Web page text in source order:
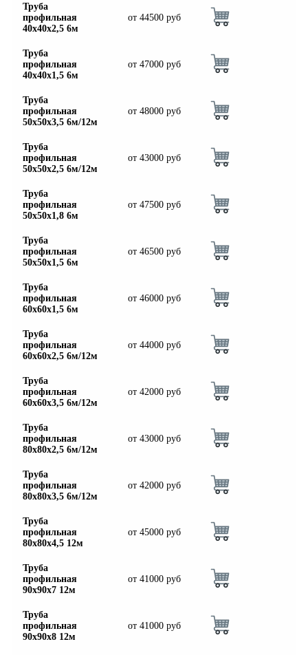
Труба
профильная
40х40х2,5 6м
от44500 руб
Труба
профильная
40х40х1,5 6м
от47000 руб
Труба
профильная
50х50х3,5 6м/12м
от48000 руб
Труба
профильная
50х50х2,5 6м/12м
от43000 руб
Труба
профильная
50х50х1,8 6м
от47500 руб
Труба
профильная
50х50х1,5 6м
от46500 руб
Труба
профильная
60х60х1,5 6м
от46000 руб
Труба
профильная
60х60х2,5 6м/12м
от44000 руб
Труба
профильная
60х60х3,5 6м/12м
от42000 руб
Труба
профильная
80х80х2,5 6м/12м
от43000 руб
Труба
профильная
80х80х3,5 6м/12м
от42000 руб
Труба
профильная
80х80х4,5 12м
от45000 руб
Труба
профильная
90х90х7 12м
от41000 руб
Труба
профильная
90х90х8 12м
от41000 руб